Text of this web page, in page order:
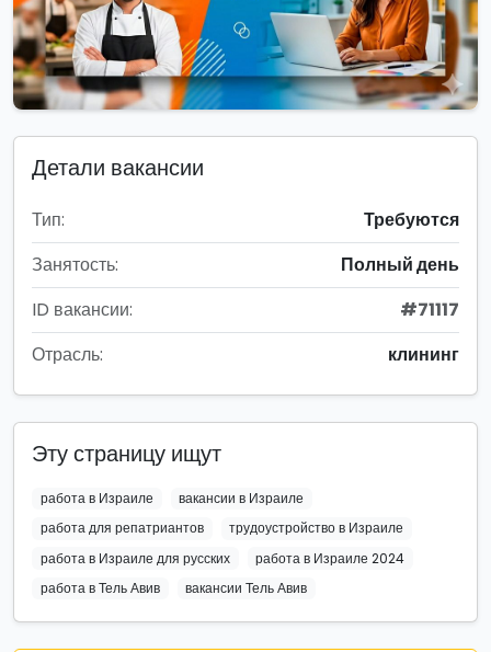
Детали вакансии
Тип:
Требуются
Занятость:
Полный день
ID вакансии:
#71117
Отрасль:
клининг
Эту страницу ищут
работа в Израиле
вакансии в Израиле
работа для репатриантов
трудоустройство в Израиле
работа в Израиле для русских
работа в Израиле 2024
работа в Тель Авив
вакансии Тель Авив